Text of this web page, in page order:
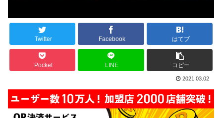
Twitter Facebook はてブ
Pocket LINE コピー
2021.03.02